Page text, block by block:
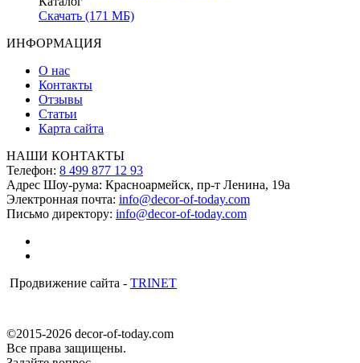
Скачать (171 МБ)
ИНФОРМАЦИЯ
О нас
Контакты
Отзывы
Статьи
Карта сайта
НАШИ КОНТАКТЫ
Телефон: 8 499 877 12 93
Адрес Шоу-рума: Красноармейск, пр-т Ленина, 19а
Электронная почта: info@decor-of-today.com
Письмо директору: info@decor-of-today.com
Продвижение сайта - TRINET
©2015-2026 decor-of-today.com
Все права защищены.